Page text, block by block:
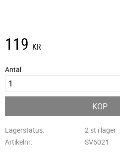
119 KR
Antal
KÖP
Lagerstatus
2 st i lager
Artikelnr
SV6021